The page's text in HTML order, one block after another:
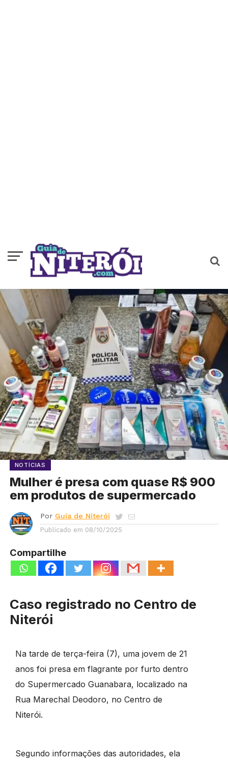
NOTÍCIAS
Mulher é presa com quase R$ 900
em produtos de supermercado
Por Guia de Niterói
Publicado em 08/10/2025
Compartilhe
Caso registrado no Centro de
Niterói
Na tarde de terça-feira (7), uma jovem de 21
anos foi presa em flagrante por furto dentro
do Supermercado Guanabara, localizado na
Rua Marechal Deodoro, no Centro de
Niterói.
Segundo informações das autoridades, ela